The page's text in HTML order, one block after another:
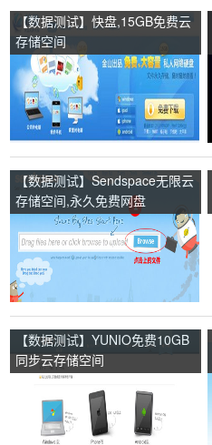
【数据测试】快盘,15GB免费云
存储空间
【数据测试】Sendspace无限云
存储空间,永久免费网盘
【数据测试】YUNIO免费10GB
同步云存储空间